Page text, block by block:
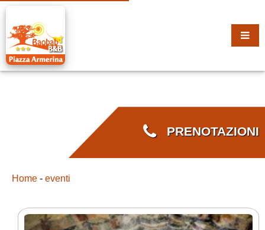
PRENOTAZIONI
Home - eventi